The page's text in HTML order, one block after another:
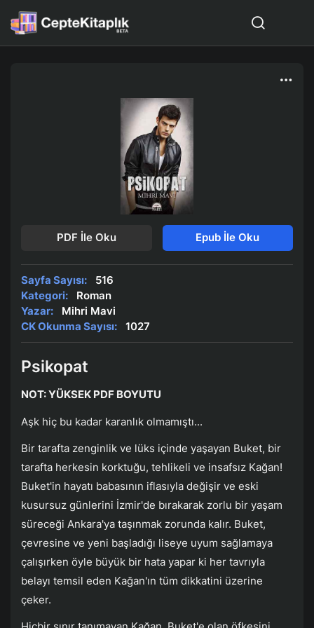
PDF İle Oku Epub İle Oku
Sayfa Sayısı:
516
Kategori:
Roman
Yazar:
Mihri Mavi
CK Okunma Sayısı:
1027
Psikopat
NOT: YÜKSEK PDF BOYUTU
Aşk hiç bu kadar karanlık olmamıştı...
Bir tarafta zenginlik ve lüks içinde yaşayan Buket, bir
tarafta herkesin korktuğu, tehlikeli ve insafsız Kağan!
Buket'in hayatı babasının iflasıyla değişir ve eski
kusursuz günlerini İzmir'de bırakarak zorlu bir yaşam
süreceği Ankara'ya taşınmak zorunda kalır. Buket,
çevresine ve yeni başladığı liseye uyum sağlamaya
çalışırken öyle büyük bir hata yapar ki her tavrıyla
belayı temsil eden Kağan'ın tüm dikkatini üzerine
çeker.